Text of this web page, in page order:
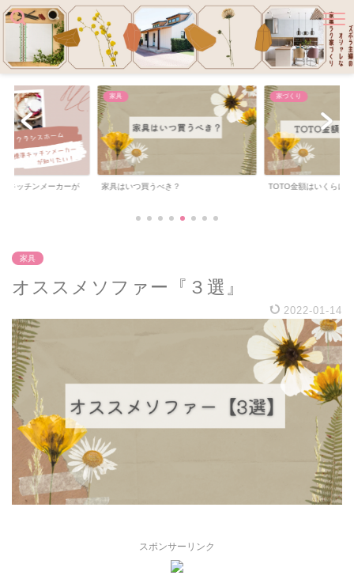
家づくり
TOTO金額はいくらに？
家づくり
クラシスホーム×リク
家具
オススメソファー『３選』
2022-01-14
スポンサーリンク